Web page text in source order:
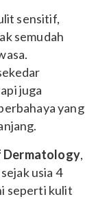
sensitif,
semudah
juga
yang
Dermatology,
usia 4
seperti kulit